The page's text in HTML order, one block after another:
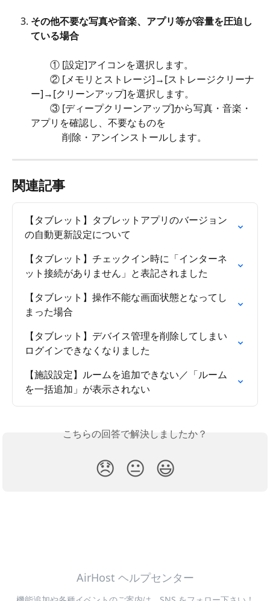
その他不要な写真や音楽、アプリ等が容量を圧迫し
ている場合
① [設定]アイコンを選択します。
② [メモリとストレージ]→[ストレージクリーナ
ー]→[クリーンアップ]を選択します。
③ [ディープクリーンアップ]から写真・音楽・
アプリを確認し、不要なものを
削除・アンインストールします。
関連記事
【タブレット】タブレットアプリのバージョン
の自動更新設定について
【タブレット】チェックイン時に「インターネ
ット接続がありません」と表記されました
【タブレット】操作不能な画面状態となってし
まった場合
【タブレット】デバイス管理を削除してしまい
ログインできなくなりました
【施設設定】ルームを追加できない／「ルーム
を一括追加」が表示されない
こちらの回答で解決しましたか？
😞 😐 😃
AirHost ヘルプセンター